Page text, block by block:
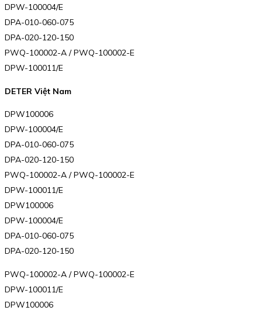
DPW-100004/E
DPA-010-060-075
DPA-020-120-150
PWQ-100002-A / PWQ-100002-E
DPW-100011/E
DETER Việt Nam
DPW100006
DPW-100004/E
DPA-010-060-075
DPA-020-120-150
PWQ-100002-A / PWQ-100002-E
DPW-100011/E
DPW100006
DPW-100004/E
DPA-010-060-075
DPA-020-120-150
PWQ-100002-A / PWQ-100002-E
DPW-100011/E
DPW100006